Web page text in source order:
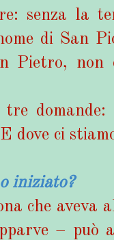
senza la
di San
Pietro, non
dove ci
iniziato?
che aveva
– può